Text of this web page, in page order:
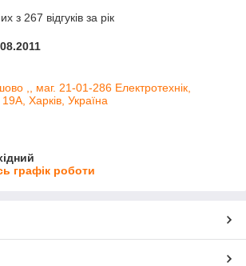
з 267 відгуків за рік
,, маг. 21-01-286 Електротехнік,
Харків, Україна
графік роботи